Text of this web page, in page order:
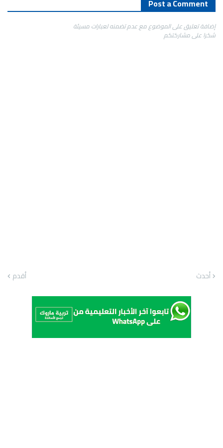
Post a Comment
إضافة تعليق على الموضوع مع عدم تضمنه لعبارات مسيئة
شكرا على مشاركتكم
أحدث أقدم